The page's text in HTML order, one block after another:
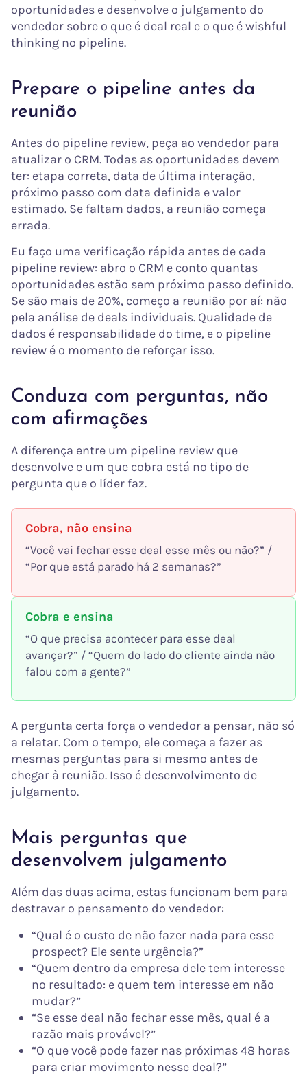
oportunidades e desenvolve o julgamento do
vendedor sobre o que é deal real e o que é wishful
thinking no pipeline.
Prepare o pipeline antes da
reunião
Antes do pipeline review, peça ao vendedor para
atualizar o CRM. Todas as oportunidades devem
ter: etapa correta, data de última interação,
próximo passo com data definida e valor
estimado. Se faltam dados, a reunião começa
errada.
Eu faço uma verificação rápida antes de cada
pipeline review: abro o CRM e conto quantas
oportunidades estão sem próximo passo definido.
Se são mais de 20%, começo a reunião por aí: não
pela análise de deals individuais. Qualidade de
dados é responsabilidade do time, e o pipeline
review é o momento de reforçar isso.
Conduza com perguntas, não
com afirmações
A diferença entre um pipeline review que
desenvolve e um que cobra está no tipo de
pergunta que o líder faz.
Cobra, não ensina
“Você vai fechar esse deal esse mês ou não?” /
“Por que está parado há 2 semanas?”
Cobra e ensina
“O que precisa acontecer para esse deal
avançar?” / “Quem do lado do cliente ainda não
falou com a gente?”
A pergunta certa força o vendedor a pensar, não só
a relatar. Com o tempo, ele começa a fazer as
mesmas perguntas para si mesmo antes de
chegar à reunião. Isso é desenvolvimento de
julgamento.
Mais perguntas que
desenvolvem julgamento
Além das duas acima, estas funcionam bem para
destravar o pensamento do vendedor:
“Qual é o custo de não fazer nada para esse
prospect? Ele sente urgência?”
“Quem dentro da empresa dele tem interesse
no resultado: e quem tem interesse em não
mudar?”
“Se esse deal não fechar esse mês, qual é a
razão mais provável?”
“O que você pode fazer nas próximas 48 horas
para criar movimento nesse deal?”